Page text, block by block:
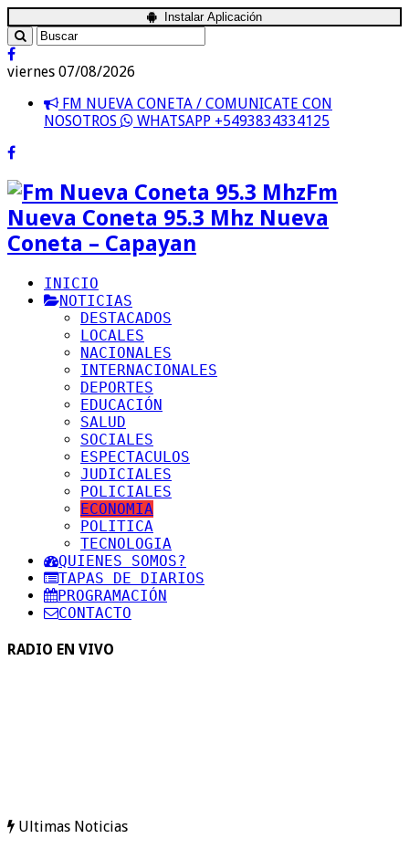
Instalar Aplicación
viernes 07/08/2026
FM NUEVA CONETA / COMUNICATE CON
NOSOTROS
WHATSAPP +5493834334125
Fm
Nueva Coneta 95.3 Mhz Nueva
Coneta – Capayan
INICIO
NOTICIAS
DESTACADOS
LOCALES
NACIONALES
INTERNACIONALES
DEPORTES
EDUCACIÓN
SALUD
SOCIALES
ESPECTACULOS
JUDICIALES
POLICIALES
ECONOMIA
POLITICA
TECNOLOGIA
QUIENES SOMOS?
TAPAS DE DIARIOS
PROGRAMACIÓN
CONTACTO
RADIO EN VIVO
Ultimas Noticias